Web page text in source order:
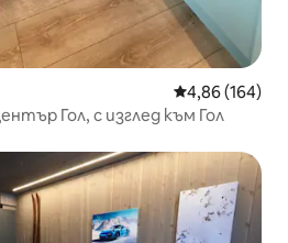
Средна
4,86 (164)
Гол, с изглед към Гол